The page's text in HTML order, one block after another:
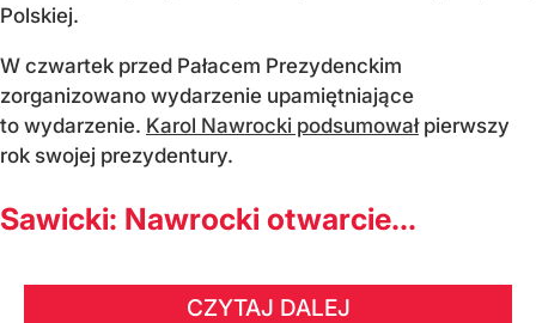
Polskiej.
W czwartek przed Pałacem Prezydenckim
zorganizowano wydarzenie upamiętniające
to wydarzenie. Karol Nawrocki podsumowałpierwszy
rok swojej prezydentury.
Sawicki: Nawrocki otwarcie...
CZYTAJ DALEJ